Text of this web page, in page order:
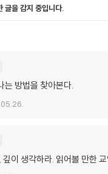
글을 감지 중입니다.
는 방법을 찾아본다.
이 생각하라. 읽어볼 만한